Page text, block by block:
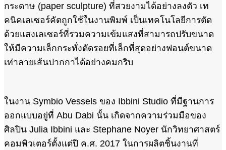
กระดาษ (paper sculpture) ที่สวยงามได้อย่างลงตัว เท
คนิคเลเซอร์คัตถูกใช้ในงานพิมพ์ เป็นเทคโนโลยีการตัด
ด้วยแสงเลเซอร์ที่รวมความเข้มแสงที่สามารถปรับขนาด
ให้มีความเล็กกระทั่งตัดรอยที่เล็กที่สุดอย่างฟอนต์ขนาด
เท่าลายเส้นปากกาได้อย่างคมกริบ
ในงาน Symbio Vessels ของ Ibbini Studio ที่มีฐานการ
ออกแบบอยู่ที่ Abu Dabi นั้น เกิดจากความร่วมมือของ
ศิลปิน Julia Ibbini และ Stephane Noyer นักวิทยาศาสตร์
คอมพิวเตอร์ตั้งแต่ปี ค.ศ. 2017 ในการผลิตชิ้นงานที่